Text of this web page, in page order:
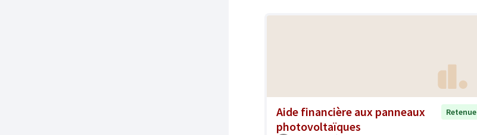
Aide financière aux panneaux
photovoltaïques
Retenue